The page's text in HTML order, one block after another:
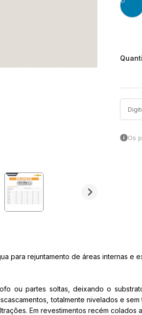
Os
para rejuntamento de áreas internas e
ou partes soltas, deixando o
totalmente nivelados e
Em revestimentos recém